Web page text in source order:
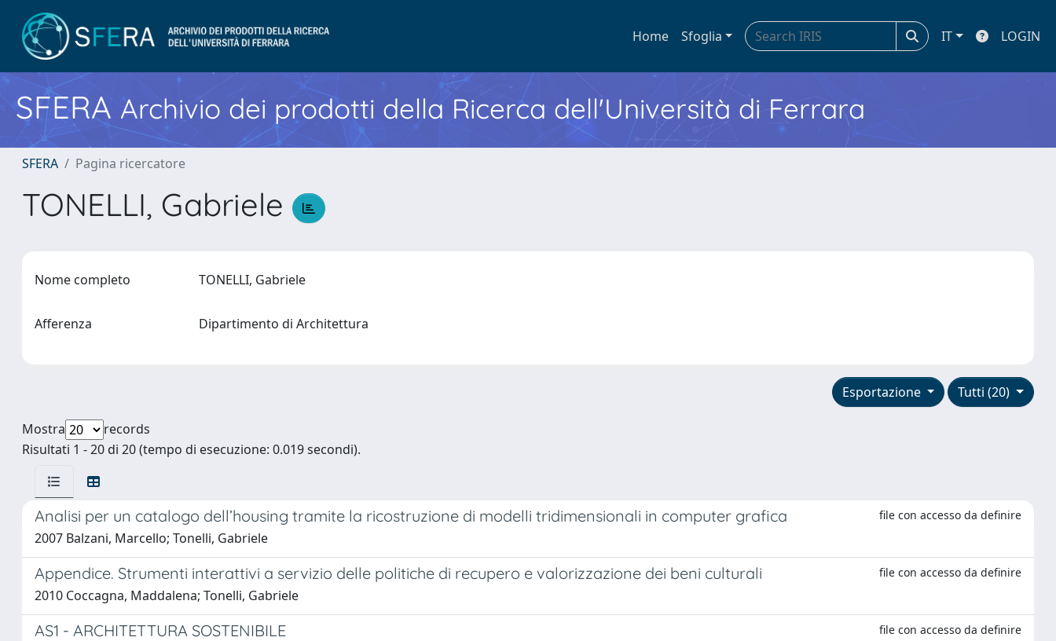
Home Sfoglia IT LOGIN
SFERA Archivio dei prodotti della Ricerca dell'Università di Ferrara
SFERA Pagina ricercatore
TONELLI, Gabriele
Nome completo TONELLI, Gabriele
Afferenza Dipartimento di Architettura
Tutti (20)
Esportazione
Mostra
records
Risultati 1 - 20 di 20 (tempo di esecuzione: 0.019 secondi).
Analisi per un catalogo dell’housing tramite la ricostruzione di modelli tridimensionali in computer grafica file con accesso da definire
2007 Balzani, Marcello; Tonelli, Gabriele
Appendice. Strumenti interattivi a servizio delle politiche di recupero e valorizzazione dei beni culturali file con accesso da definire
2010 Coccagna, Maddalena; Tonelli, Gabriele
AS1 - ARCHITETTURA SOSTENIBILE file con accesso da definire